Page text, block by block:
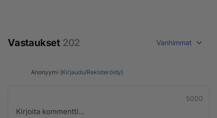
Vastaukset 202 Vanhimmat
Anonyymi (Kirjaudu/Rekisteröidy)
5000